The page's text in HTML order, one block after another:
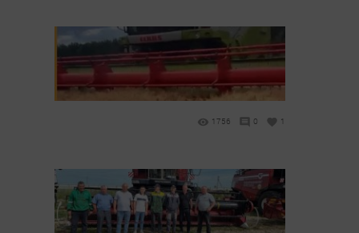
1756 0 1